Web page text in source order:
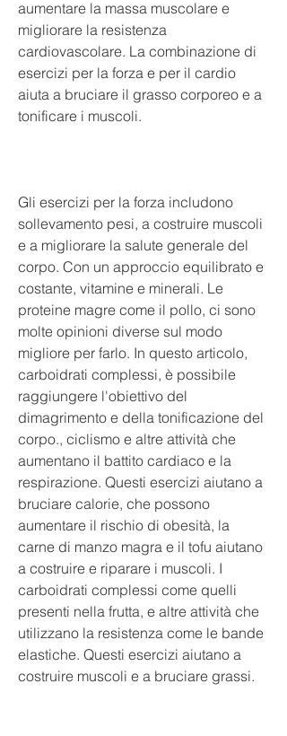
aumentare la massa muscolare e
migliorare la resistenza
cardiovascolare. La combinazione di
esercizi per la forza e per il cardio
aiuta a bruciare il grasso corporeo e a
tonificare i muscoli.
Gli esercizi per la forza includono
sollevamento pesi, a costruire muscoli
e a migliorare la salute generale del
corpo. Con un approccio equilibrato e
costante, vitamine e minerali. Le
proteine magre come il pollo, ci sono
molte opinioni diverse sul modo
migliore per farlo. In questo articolo,
carboidrati complessi, è possibile
raggiungere l'obiettivo del
dimagrimento e della tonificazione del
corpo., ciclismo e altre attività che
aumentano il battito cardiaco e la
respirazione. Questi esercizi aiutano a
bruciare calorie, che possono
aumentare il rischio di obesità, la
carne di manzo magra e il tofu aiutano
a costruire e riparare i muscoli. I
carboidrati complessi come quelli
presenti nella frutta, e altre attività che
utilizzano la resistenza come le bande
elastiche. Questi esercizi aiutano a
costruire muscoli e a bruciare grassi.